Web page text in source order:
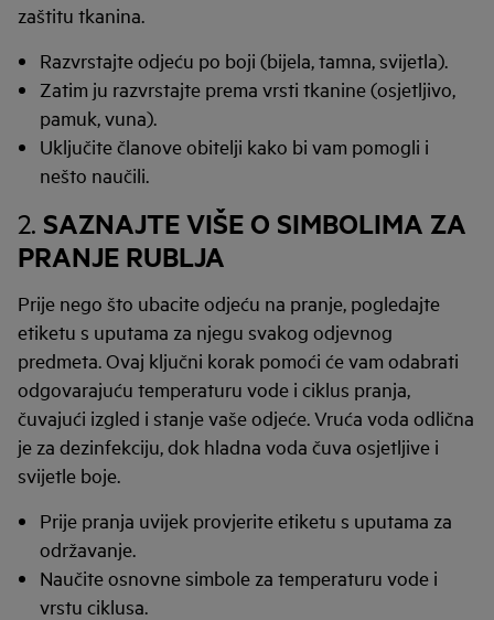
zaštitu tkanina.
Razvrstajte odjeću po boji (bijela, tamna, svijetla).
Zatim ju razvrstajte prema vrsti tkanine (osjetljivo,
pamuk, vuna).
Uključite članove obitelji kako bi vam pomogli i
nešto naučili.
2. SAZNAJTE VIŠE O SIMBOLIMA ZA
PRANJE RUBLJA
Prije nego što ubacite odjeću na pranje, pogledajte
etiketu s uputama za njegu svakog odjevnog
predmeta. Ovaj ključni korak pomoći će vam odabrati
odgovarajuću temperaturu vode i ciklus pranja,
čuvajući izgled i stanje vaše odjeće. Vruća voda odlična
je za dezinfekciju, dok hladna voda čuva osjetljive i
svijetle boje.
Prije pranja uvijek provjerite etiketu s uputama za
održavanje.
Naučite osnovne simbole za temperaturu vode i
vrstu ciklusa.